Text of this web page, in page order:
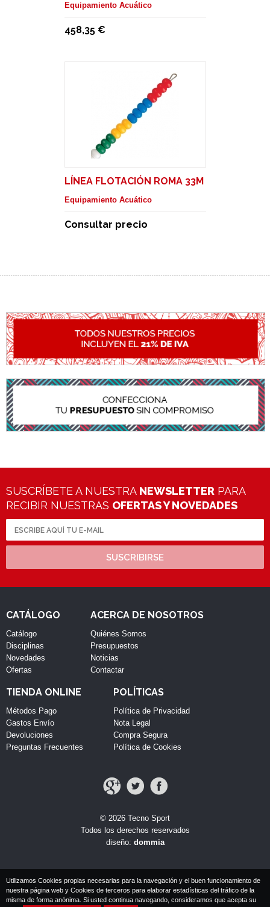
Equipamiento Acuático
458,35 €
LÍNEA FLOTACIÓN ROMA 33M
Equipamiento Acuático
Consultar precio
SUSCRÍBETE A NUESTRA NEWSLETTER PARA
RECIBIR NUESTRAS OFERTAS Y NOVEDADES
SUSCRIBIRSE
CATÁLOGO
Catálogo
Disciplinas
Novedades
Ofertas
ACERCA DE NOSOTROS
Quiénes Somos
Presupuestos
Noticias
Contactar
TIENDA ONLINE
Métodos Pago
Gastos Envío
Devoluciones
Preguntas Frecuentes
POLÍTICAS
Política de Privacidad
Nota Legal
Compra Segura
Política de Cookies
© 2026 Tecno Sport
Todos los derechos reservados
diseño: dommia
Utilizamos Cookies propias necesarias para la navegación y el buen funcionamiento de
nuestra página web y Cookies de terceros para elaborar estadísticas del tráfico de la
misma de forma anónima. Si usted continua navegando, consideramos que acepta su